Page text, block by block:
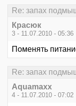
Re: запах
Красюк
3 - 11.07.2010 - 05:36
Поменять
Re: запах
Aquamaxx
4 - 11.07.2010 - 07:02